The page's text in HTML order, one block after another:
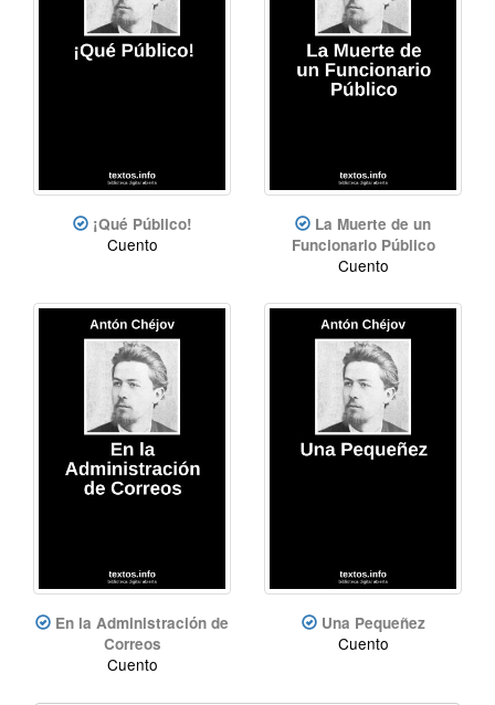
¡Qué Público!
Cuento
La Muerte de un
Funcionario Público
Cuento
En la Administración de
Correos
Cuento
Una Pequeñez
Cuento